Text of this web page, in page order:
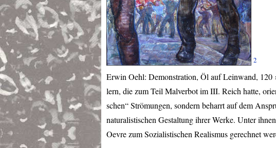
2
Erwin Oehl: Demonstration, Öl auf Leinwand,
lern, die zum Teil Malverbot imIII. Reich hatte,
schen“ Strömungen, sondern beharrt auf dem
naturalistischen Gestaltung ihrer Werke. Unter
Oevre zum Sozialistischen Realismus gerechnet